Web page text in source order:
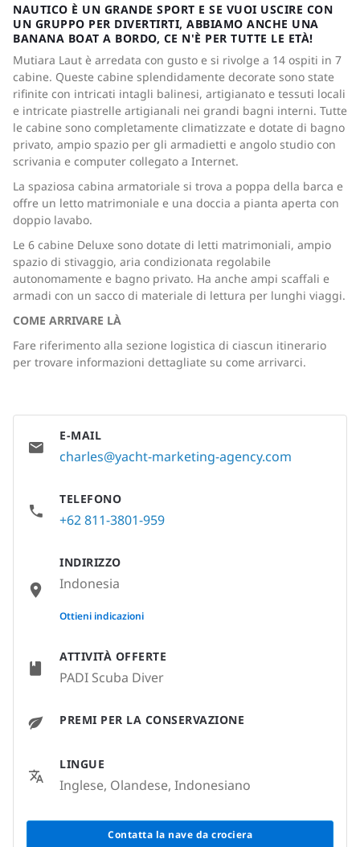
NAUTICO È UN GRANDE SPORT E SE VUOI USCIRE CON
UN GRUPPO PER DIVERTIRTI, ABBIAMO ANCHE UNA
BANANA BOAT A BORDO, CE N'È PER TUTTE LE ETÀ!
Mutiara Laut è arredata con gusto e si rivolge a 14 ospiti in 7
cabine. Queste cabine splendidamente decorate sono state
rifinite con intricati intagli balinesi, artigianato e tessuti locali
e intricate piastrelle artigianali nei grandi bagni interni. Tutte
le cabine sono completamente climatizzate e dotate di bagno
privato, ampio spazio per gli armadietti e angolo studio con
scrivania e computer collegato a Internet.
La spaziosa cabina armatoriale si trova a poppa della barca e
offre un letto matrimoniale e una doccia a pianta aperta con
doppio lavabo.
Le 6 cabine Deluxe sono dotate di letti matrimoniali, ampio
spazio di stivaggio, aria condizionata regolabile
autonomamente e bagno privato. Ha anche ampi scaffali e
armadi con un sacco di materiale di lettura per lunghi viaggi.
COME ARRIVARE LÀ
Fare riferimento alla sezione logistica di ciascun itinerario
per trovare informazioni dettagliate su come arrivarci.
ATTIVITÀ OFFERTE
PADI Scuba Diver
PREMI PER LA CONSERVAZIONE
LINGUE
Inglese, Olandese, Indonesiano
Contatta la nave da crociera
E-MAIL
charles@yacht-marketing-agency.com
TELEFONO
+62 811-3801-959
INDIRIZZO
Indonesia
None
Ottieni indicazioni